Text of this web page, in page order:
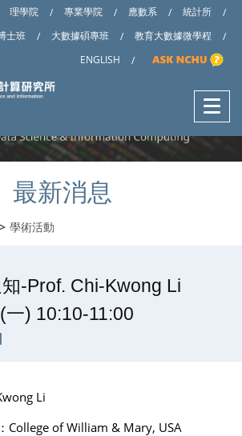
理學院 / 專業學院 / 應數系 / 統計所
/
士班
/ 大數據碩專班 / 教育大數據微學程
/
ENGLISH
/
最新消息
學術活動
-Prof. Chi-Kwong Li
) 10:10-11:00
Li
College of William & Mary, USA